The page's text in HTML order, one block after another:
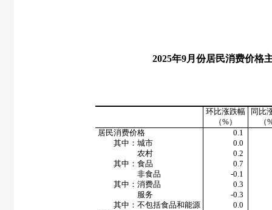
2025年9月份居民消费价格
环比涨跌幅
（%）
同比
（
居民消费价格
0.1
其中：城市
0.0
农村
0.2
其中：食品
0.7
非食品
-0.1
其中：消费品
0.3
服务
-0.3
其中：不包括食品和能源
0.0